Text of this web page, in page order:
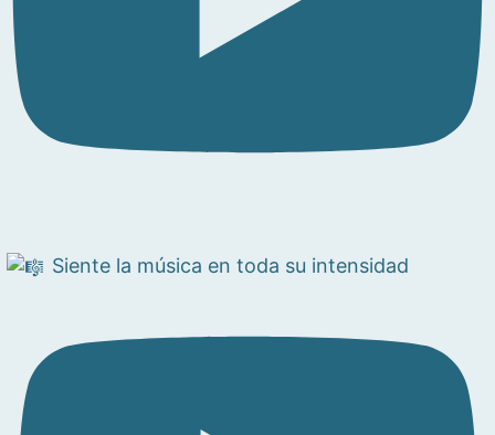
Siente la música en toda su intensidad